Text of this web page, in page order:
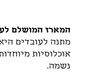
המארז המושלם
מתנה לעובדים
אוכלוסיות
נשמה.